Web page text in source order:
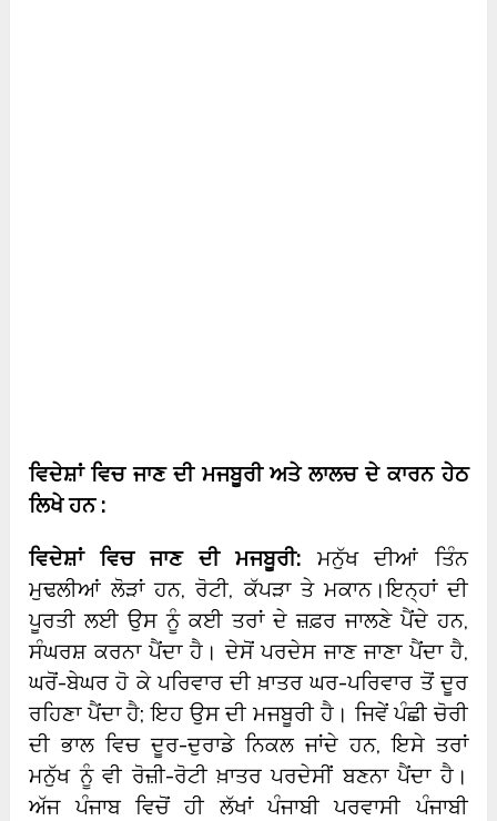
ਵਿਦੇਸ਼ਾਂ ਵਿਚ ਜਾਣ ਦੀ ਮਜਬੂਰੀ ਅਤੇ ਲਾਲਚ ਦੇ ਕਾਰਨ ਹੇਠ
ਲਿਖੇ ਹਨ :
ਵਿਦੇਸ਼ਾਂ ਵਿਚ ਜਾਣ ਦੀ ਮਜਬੂਰੀ: ਮਨੁੱਖ ਦੀਆਂ ਤਿੰਨ
ਮੁਢਲੀਆਂ ਲੋੜਾਂ ਹਨ, ਰੋਟੀ, ਕੱਪੜਾ ਤੇ ਮਕਾਨ।ਇਨ੍ਹਾਂ ਦੀ
ਪੂਰਤੀ ਲਈ ਉਸ ਨੂੰ ਕਈ ਤਰਾਂ ਦੇ ਜ਼ਫ਼ਰ ਜਾਲਣੇ ਪੈਂਦੇ ਹਨ,
ਸੰਘਰਸ਼ ਕਰਨਾ ਪੈਂਦਾ ਹੈ। ਦੇਸੋਂ ਪਰਦੇਸ ਜਾਣ ਜਾਣਾ ਪੈਂਦਾ ਹੈ,
ਘਰੋਂ-ਬੇਘਰ ਹੋ ਕੇ ਪਰਿਵਾਰ ਦੀ ਖ਼ਾਤਰ ਘਰ-ਪਰਿਵਾਰ ਤੋਂ ਦੂਰ
ਰਹਿਣਾ ਪੈਂਦਾ ਹੈ; ਇਹ ਉਸ ਦੀ ਮਜਬੂਰੀ ਹੈ। ਜਿਵੇਂ ਪੰਛੀ ਚੋਰੀ
ਦੀ ਭਾਲ ਵਿਚ ਦੂਰ-ਦੁਰਾਡੇ ਨਿਕਲ ਜਾਂਦੇ ਹਨ, ਇਸੇ ਤਰਾਂ
ਮਨੁੱਖ ਨੂੰ ਵੀ ਰੋਜ਼ੀ-ਰੋਟੀ ਖ਼ਾਤਰ ਪਰਦੇਸੀਂ ਬਣਨਾ ਪੈਂਦਾ ਹੈ।
ਅੱਜ ਪੰਜਾਬ ਵਿਚੋਂ ਹੀ ਲੱਖਾਂ ਪੰਜਾਬੀ ਪਰਵਾਸੀ ਪੰਜਾਬੀ